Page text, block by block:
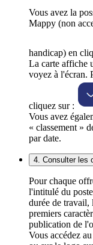
Vous avez la
Mappy (non
handicap) en
La carte affiche
voyez à l'écran.
cliquez sur :
Vous avez
« classement »
par date.
4. Consulter les
Pour chaque
l'intitulé du
durée de travail,
premiers
publication de
Vous accédez